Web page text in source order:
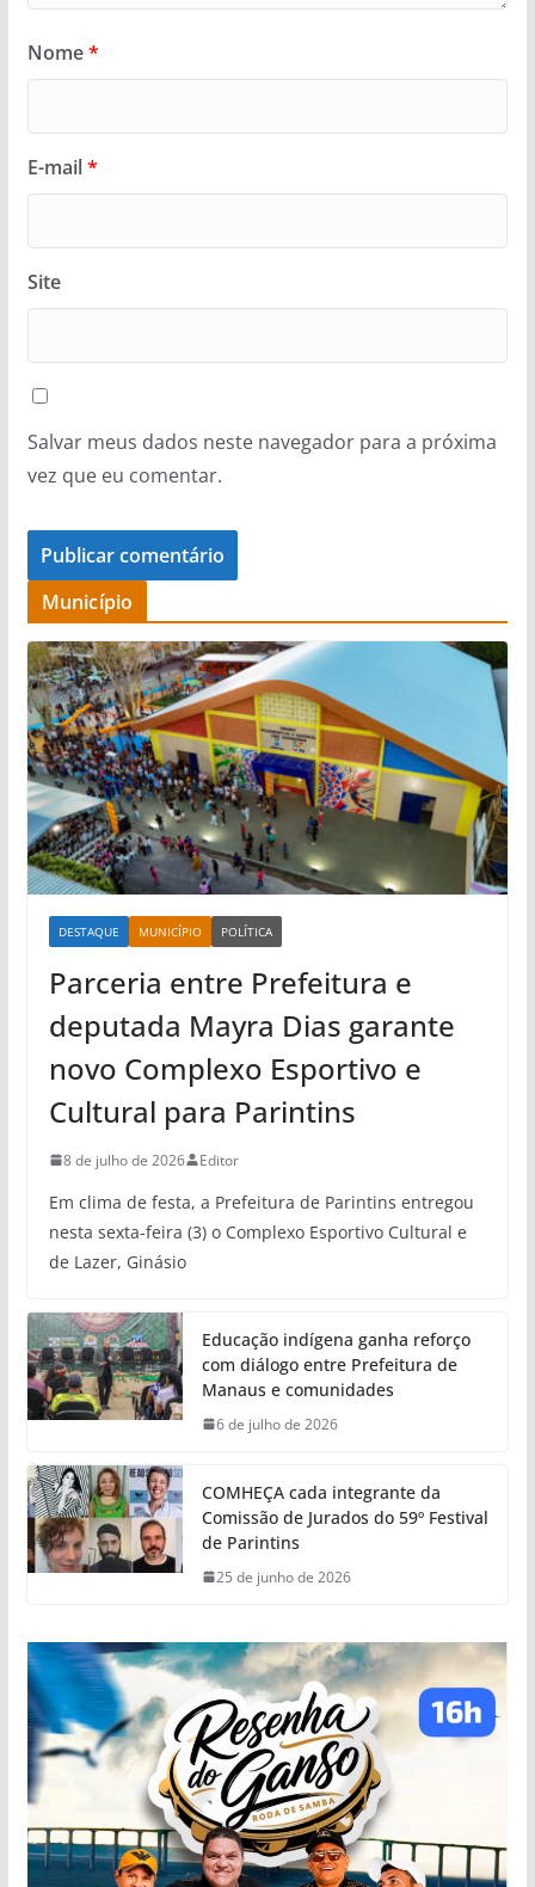
Nome*
E-mail*
Site
Salvar meus dados neste navegador para a próxima
vez que eu comentar.
Município
DESTAQUE MUNICÍPIO POLÍTICA
Parceria entre Prefeitura e
deputada Mayra Dias garante
novo Complexo Esportivo e
Cultural para Parintins
8 de julho de 2026 Editor
Em clima de festa, a Prefeitura de Parintins entregou
nesta sexta-feira (3) o Complexo Esportivo Cultural e
de Lazer, Ginásio
Educação indígena ganha reforço
com diálogo entre Prefeitura de
Manaus e comunidades
6 de julho de 2026
COMHEÇA cada integrante da
Comissão de Jurados do 59º Festival
de Parintins
25 de junho de 2026